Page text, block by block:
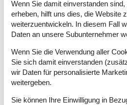
Tipps und Erlebnisse
das Urlaubsparadies Cala Ratjada.
Kindern schätzen die hier sehr
Ferienhäuser und -wohnungen.
Auch wer das Nachtleben sucht,
Klubs und Bars voll auf seine Kosten
Wenn Sie damit einverstanden
erheben, hilft uns dies, die Website
weiterzuentwickeln. In diesem Fall
Daten an unsere Subunternehmer
Wenn Sie die Verwendung aller
Sie sich damit einverstanden
wir Daten für personalisierte
weitergeben.
Sie können Ihre Einwilligung in